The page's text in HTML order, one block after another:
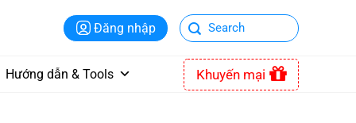
Đăng nhập
Hướng dẫn & Tools Khuyến mại